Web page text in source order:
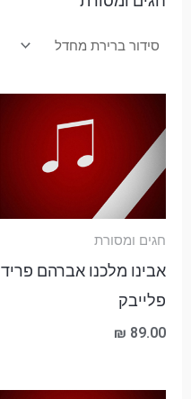
חגים ומסורת
אבינו מלכנו אברהם פריד
פלייבק
₪ 89.00